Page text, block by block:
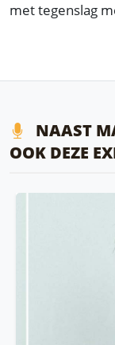
met tegenslag
NAAST
OOK DEZE